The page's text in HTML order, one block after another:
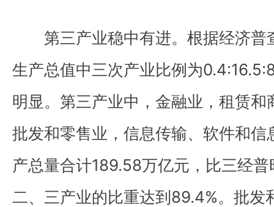
第三产业稳中有进。根据经济普
生产总值中三次产业比例为
明显。第三产业中，金融业，租赁
批发和零售业，信息传输、软件和
产总量合计189.58万亿元，比三经
二、三产业的比重达到89.4%。批发